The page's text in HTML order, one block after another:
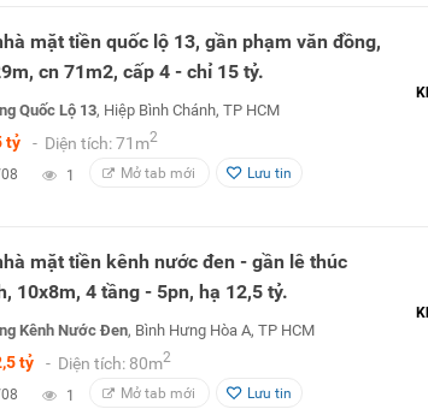
mặt tiền quốc lộ 13, gần phạm văn đồng,
cn 71m2, cấp 4 - chỉ 15 tỷ.
Quốc Lộ 13, Hiệp Bình Chánh, TP HCM
tỷ - Diện tích: 71m2
1 Mở tab mới Lưu tin
mặt tiền kênh nước đen - gần lê thúc
10x8m, 4 tầng - 5pn, hạ 12,5 tỷ.
Kênh Nước Đen, Bình Hưng Hòa A, TP HCM
tỷ - Diện tích: 80m2
1 Mở tab mới Lưu tin